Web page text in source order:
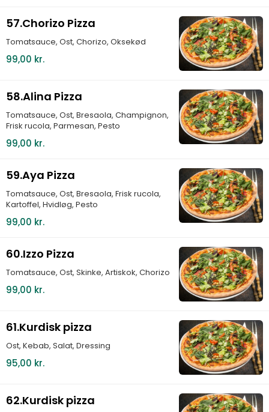
57.Chorizo Pizza
Tomatsauce, Ost, Chorizo, Oksekød
99,00 kr.
58.Alina Pizza
Tomatsauce, Ost, Bresaola, Champignon,
Frisk rucola, Parmesan, Pesto
99,00 kr.
59.Aya Pizza
Tomatsauce, Ost, Bresaola, Frisk rucola,
Kartoffel, Hvidløg, Pesto
99,00 kr.
60.Izzo Pizza
Tomatsauce, Ost, Skinke, Artiskok, Chorizo
99,00 kr.
61.Kurdisk pizza
Ost, Kebab, Salat, Dressing
95,00 kr.
62.Kurdisk pizza